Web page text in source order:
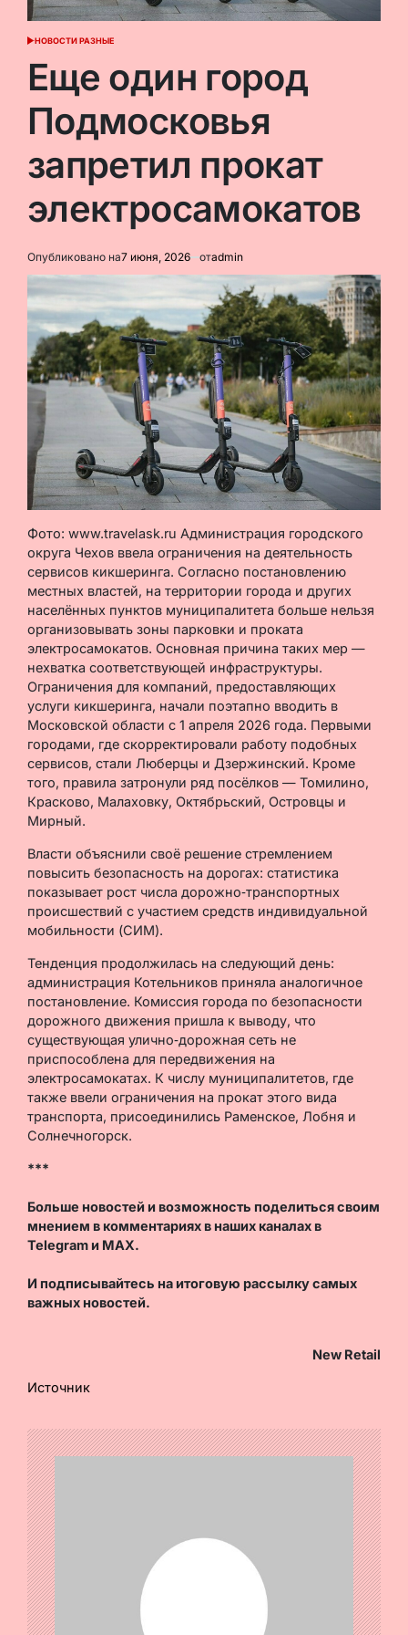
ОПУБЛИКОВАНО
НОВОСТИ РАЗНЫЕ
Еще один город
Подмосковья
запретил прокат
электросамокатов
Опубликовано на7 июня, 2026 отadmin
Фото: www.travelask.ru Администрация городского
округа Чехов ввела ограничения на деятельность
сервисов кикшеринга. Согласно постановлению
местных властей, на территории города и других
населённых пунктов муниципалитета больше нельзя
организовывать зоны парковки и проката
электросамокатов. Основная причина таких мер —
нехватка соответствующей инфраструктуры.
Ограничения для компаний, предоставляющих
услуги кикшеринга, начали поэтапно вводить в
Московской области с 1 апреля 2026 года. Первыми
городами, где скорректировали работу подобных
сервисов, стали Люберцы и Дзержинский. Кроме
того, правила затронули ряд посёлков — Томилино,
Красково, Малаховку, Октябрьский, Островцы и
Мирный.
Власти объяснили своё решение стремлением
повысить безопасность на дорогах: статистика
показывает рост числа дорожно‑транспортных
происшествий с участием средств индивидуальной
мобильности (СИМ).
Тенденция продолжилась на следующий день:
администрация Котельников приняла аналогичное
постановление. Комиссия города по безопасности
дорожного движения пришла к выводу, что
существующая улично‑дорожная сеть не
приспособлена для передвижения на
электросамокатах. К числу муниципалитетов, где
также ввели ограничения на прокат этого вида
транспорта, присоединились Раменское, Лобня и
Солнечногорск.
***
Больше новостей и возможность поделиться своим
мнением в комментариях в наших каналах в
Telegram и MAX.
И подписывайтесь на итоговую рассылку самых
важных новостей.
New Retail
Источник